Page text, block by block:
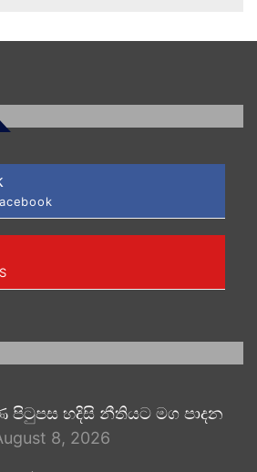
පිටුපස හදිසි නීතියට මග පාදන
8, 2026